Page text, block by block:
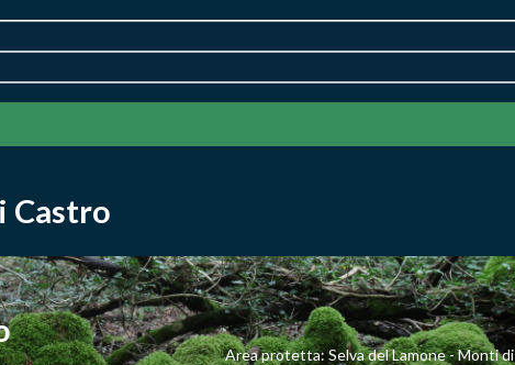
Castro
Area protetta: Selva del Lamone - Monti di